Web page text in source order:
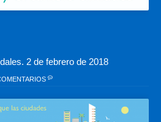
2 de febrero de 2018